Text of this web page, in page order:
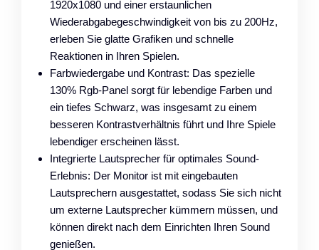
1920x1080 und einer erstaunlichen
Wiederabgabegeschwindigkeit von bis zu 200Hz,
erleben Sie glatte Grafiken und schnelle
Reaktionen in Ihren Spielen.
Farbwiedergabe und Kontrast: Das spezielle
130% Rgb-Panel sorgt für lebendige Farben und
ein tiefes Schwarz, was insgesamt zu einem
besseren Kontrastverhältnis führt und Ihre Spiele
lebendiger erscheinen lässt.
Integrierte Lautsprecher für optimales Sound-
Erlebnis: Der Monitor ist mit eingebauten
Lautsprechern ausgestattet, sodass Sie sich nicht
um externe Lautsprecher kümmern müssen, und
können direkt nach dem Einrichten Ihren Sound
genießen.